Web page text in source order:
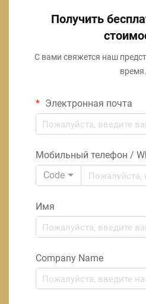
Получить
С вами свяжется наш
время.
Электронная почта
Мобильный телефон /
Code
Имя
Company Name